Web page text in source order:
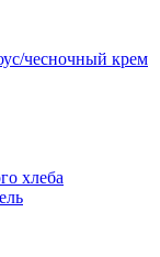
чесночный крем
хлеба